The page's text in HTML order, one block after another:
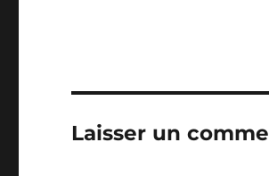
Laisser un